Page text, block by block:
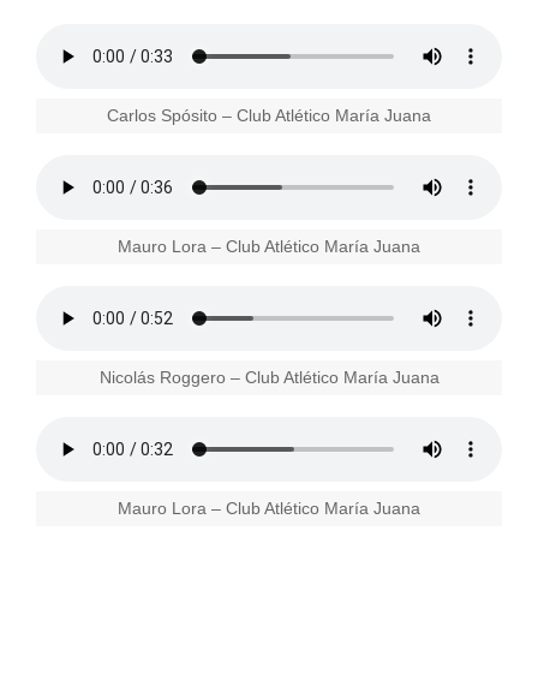
Carlos Spósito – Club Atlético María Juana
Mauro Lora – Club Atlético María Juana
Nicolás Roggero – Club Atlético María Juana
Mauro Lora – Club Atlético María Juana